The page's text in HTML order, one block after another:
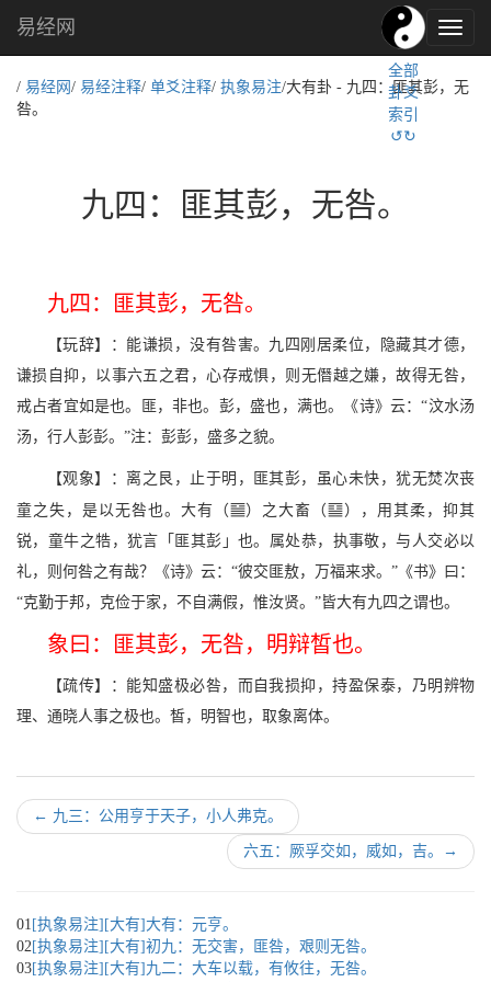
易
经
化,
易经网
全部
卦爻
索引
↺↻
/ 易经网 / 易经注释/ 单爻注释/ 执象易注/大有卦 - 九四：匪其彭，无
咎。
九四：匪其彭，无咎。
九四：匪其彭，无咎。
【玩辞】：能谦损，没有咎害。九四刚居柔位，隐藏其才德，
谦损自抑，以事六五之君，心存戒惧，则无僭越之嫌，故得无咎，
戒占者宜如是也。匪，非也。彭，盛也，满也。《诗》云：“汶水汤
汤，行人彭彭。”注：彭彭，盛多之貌。
【观象】：离之艮，止于明，匪其彭，虽心未快，犹无焚次丧
童之失，是以无咎也。大有（s）之大畜（k），用其柔，抑其
锐，童牛之牿，犹言「匪其彭」也。属处恭，执事敬，与人交必以
礼，则何咎之有哉？《诗》云：“彼交匪敖，万福来求。”《书》曰：
“克勤于邦，克俭于家，不自满假，惟汝贤。”皆大有九四之谓也。
象曰：匪其彭，无咎，明辩皙也。
【疏传】：能知盛极必咎，而自我损抑，持盈保泰，乃明辨物
理、通晓人事之极也。皙，明智也，取象离体。
← 九三：公用亨于天子，小人弗克。
六五：厥孚交如，威如，吉。 →
01 [执象易注][大有]大有：元亨。
02[执象易注][大有]初九：无交害，匪咎，艰则无咎。
03[执象易注][大有]九二：大车以载，有攸往，无咎。